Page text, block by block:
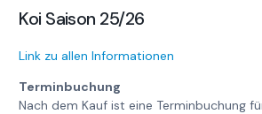
Koi Saison 25/26
Link zu allen Informationen
Terminbuchung
Nach dem Kauf ist eine Terminbuchung